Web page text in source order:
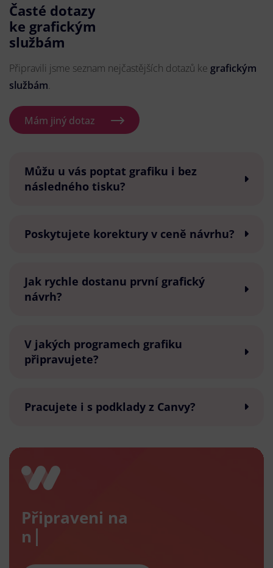
Časté dotazy
ke grafickým
službám
Připravili jsme seznam nejčastějších dotazů ke grafickým
službám.
Mám jiný dotaz
Můžu u vás poptat grafiku i bez
následného tisku?
Poskytujete korektury v ceně návrhu?
Jak rychle dostanu první grafický
návrh?
V jakých programech grafiku
připravujete?
Pracujete i s podklady z Canvy?
Připraveni na
nový e